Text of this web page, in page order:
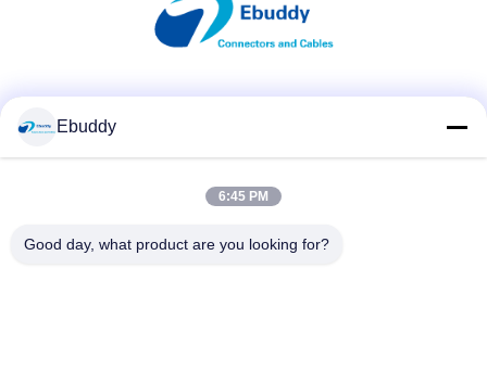
Contactez rapidement
Télégramme
Ebuddy
6:45 PM
Good day, what product are you looking for?